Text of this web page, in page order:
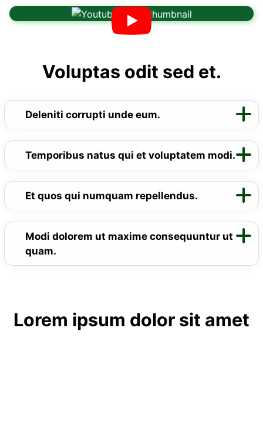
Voluptas odit sed et.
Deleniti corrupti unde eum.
Temporibus natus qui et voluptatem modi.
Et quos qui numquam repellendus.
Modi dolorem ut maxime consequuntur ut
quam.
Lorem ipsum dolor sit amet